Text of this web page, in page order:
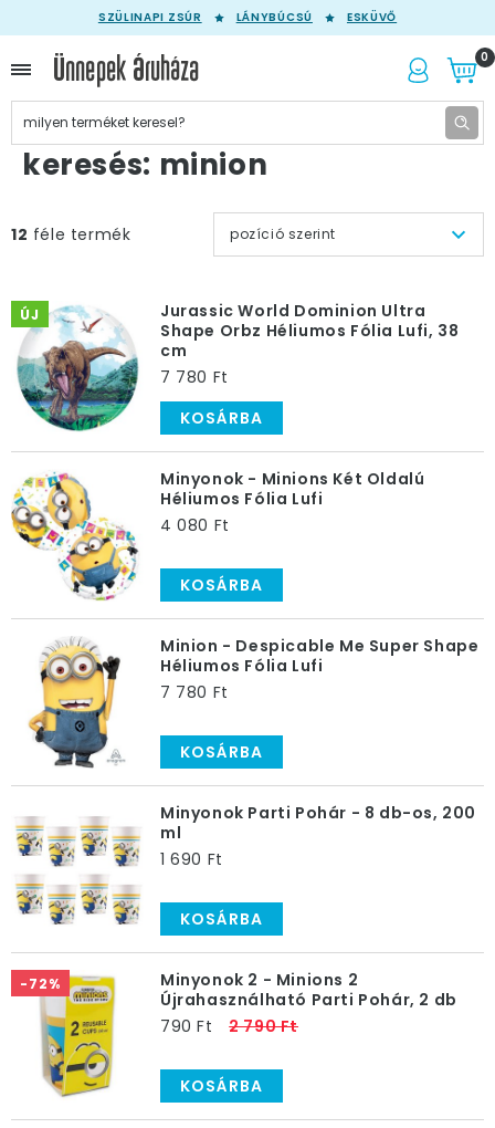
SZÜLINAPI ZSÚR LÁNYBÚCSÚ ESKÜVŐ
0
keresés: minion
12 féle termék pozíció szerint
ÚJ
Jurassic World Dominion Ultra
Shape Orbz Héliumos Fólia Lufi, 38
cm
7 780 Ft
KOSÁRBA
Minyonok - Minions Két Oldalú
Héliumos Fólia Lufi
4 080 Ft
KOSÁRBA
Minion - Despicable Me Super Shape
Héliumos Fólia Lufi
7 780 Ft
KOSÁRBA
Minyonok Parti Pohár - 8 db-os, 200
ml
1 690 Ft
KOSÁRBA
-72%
Minyonok 2 - Minions 2
Újrahasználható Parti Pohár, 2 db
790 Ft
2 790 Ft
KOSÁRBA